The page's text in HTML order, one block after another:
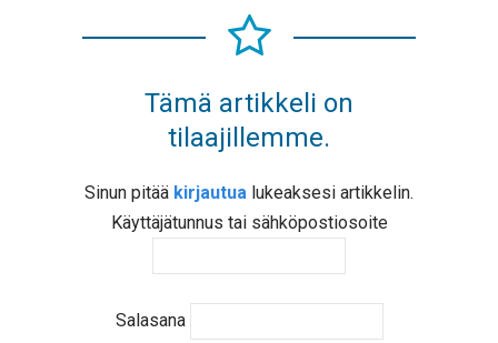
Tämä artikkeli on
tilaajillemme.
Sinun pitää kirjautua lukeaksesi artikkelin.
Käyttäjätunnus tai sähköpostiosoite
Salasana